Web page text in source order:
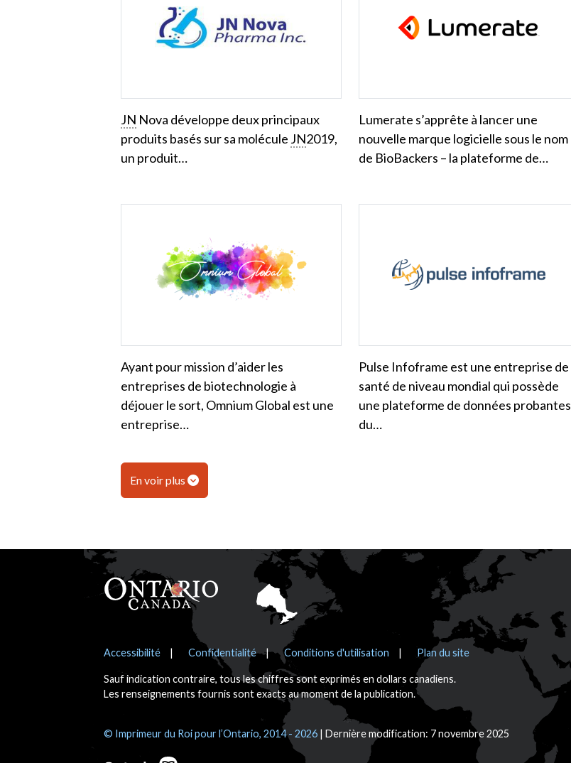
JN Nova développe deux principaux
produits basés sur sa molécule JN2019,
un produit…
Lumerate s’apprête à lancer une
nouvelle marque logicielle sous le nom
de BioBackers – la plateforme de…
Ayant pour mission d’aider les
entreprises de biotechnologie à
déjouer le sort, Omnium Global est une
entreprise…
Pulse Infoframe est une entreprise de
santé de niveau mondial qui possède
une plateforme de données probantes
du…
En voir plus
Pied de page
Avis
Accessibilité Confidentialité Conditions d'utilisation Plan du site
Sauf indication contraire, tous les chiffres sont exprimés en dollars canadiens.
Les renseignements fournis sont exacts au moment de la publication.
© Imprimeur du Roi pour l’Ontario, 2014 - 2026 Dernière modification: 7 novembre 2025